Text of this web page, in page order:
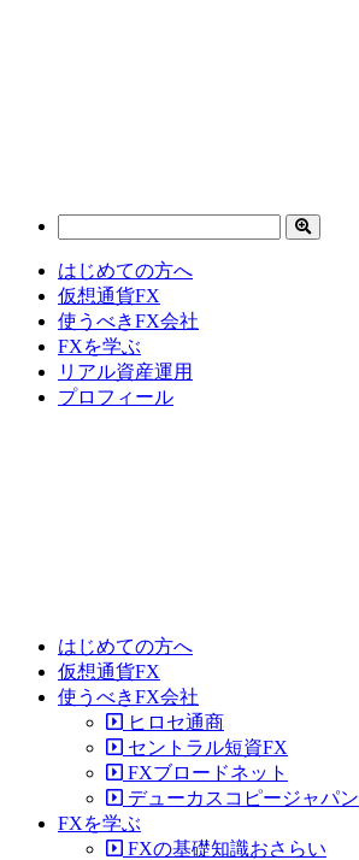
はじめての方へ
仮想通貨FX
使うべきFX会社
FXを学ぶ
リアル資産運用
プロフィール
はじめての方へ
仮想通貨FX
使うべきFX会社
ヒロセ通商
セントラル短資FX
FXブロードネット
デューカスコピージャパン
FXを学ぶ
FXの基礎知識おさらい